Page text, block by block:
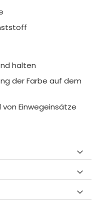
halten
der Farbe auf dem
Einwegeinsätze